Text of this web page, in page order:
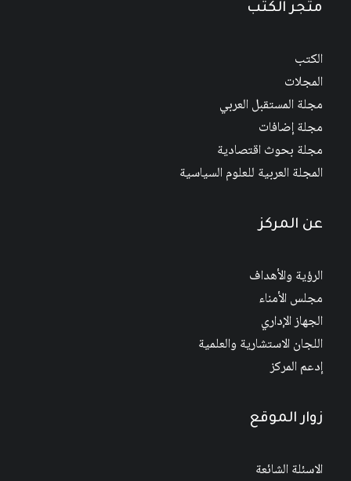
متجر الكتب
الكتب
المجلات
مجلة المستقبل العربي
مجلة إضافات
مجلة بحوث اقتصادية
المجلة العربية للعلوم السياسية
عن المركز
الرؤية والأهداف
مجلس الأمناء
الجهاز الإداري
اللجان الاستشارية والعلمية
إدعم المركز
زوار الموقع
الاسئلة الشائعة